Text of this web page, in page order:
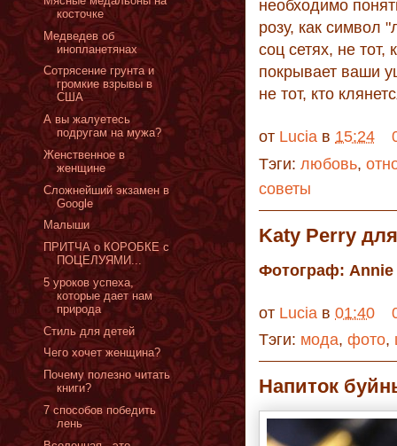
необходимо
розу, как символ
соц сетях, не тот,
покрывает ваши
не тот, кто
от Lucia в 15:24
Тэги: любовь,
советы
Katy Perry
Фотограф: Annie
от Lucia в 01:40
Тэги: мода, фото,
Напиток
косточке
Медведев об
инопланетянах
Сотрясение грунта и
громкие взрывы в
США
А вы жалуетесь
подругам на мужа?
Женственное в
женщине
Cложнейший экзамен в
Google
Малыши
ПРИТЧА о КОРОБКЕ с
ПОЦЕЛУЯМИ...
5 уроков успеха,
которые дает нам
природа
Стиль для детей
Чего хочет женщина?
Почему полезно читать
книги?
7 способов победить
лень